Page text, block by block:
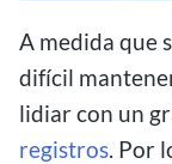
A medida que
difícil
lidiar con un
registros. Por